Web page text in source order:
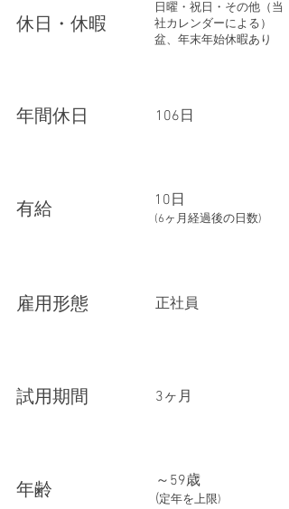
​休日・休暇
日曜・祝日・その他（当
社カレンダーによる）
盆、年末年始休暇あり
​年間休日 ​106日
​有給 10日
(6ヶ月経過後の日数)
​雇用形態 正社員
試用期間 ​3ヶ月
年齢
～59歳
(定年を上限)